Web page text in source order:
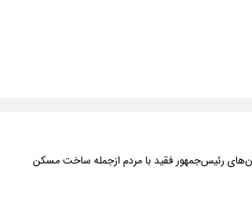
رئیس‌جمهور فقید با مردم ازجمله ساخت مسکن